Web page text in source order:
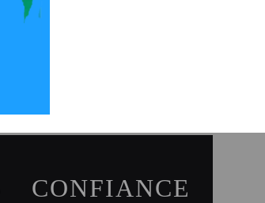
CONFIANCE